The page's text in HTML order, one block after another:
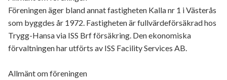
Föreningen äger bland annat fastigheten Kalla nr 1 i Västerås
som byggdes år 1972. Fastigheten är fullvärdeförsäkrad hos
Trygg-Hansa via ISS Brf försäkring. Den ekonomiska
förvaltningen har utförts av ISS Facility Services AB.
Allmänt om föreningen